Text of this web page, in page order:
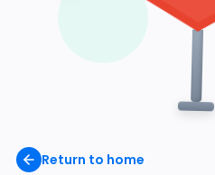
Return to home